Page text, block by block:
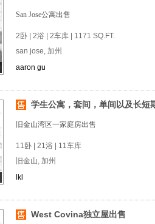
San Jose公寓出售
2卧 | 2浴 | 2车库 | 1171 SQ.FT.
san jose, 加州
aaron gu
学生公寓，套间，单间以及长短
旧金山湾区一家庭房出售
11卧 | 21浴 | 11车库
旧金山, 加州
lkl
West Covina独立屋出售